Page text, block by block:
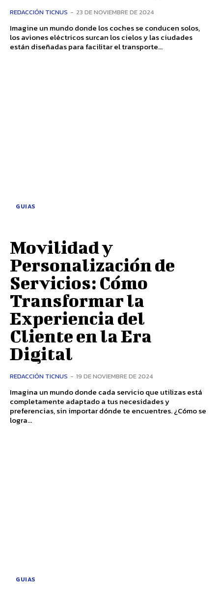
REDACCIÓN TICNUS - 23 DE NOVIEMBRE DE 2024
Imagine un mundo donde los coches se conducen solos,
los aviones eléctricos surcan los cielos y las ciudades
están diseñadas para facilitar el transporte...
GUIAS
Movilidad y
Personalización de
Servicios: Cómo
Transformar la
Experiencia del
Cliente en la Era
Digital
REDACCIÓN TICNUS - 19 DE NOVIEMBRE DE 2024
Imagina un mundo donde cada servicio que utilizas está
completamente adaptado a tus necesidades y
preferencias, sin importar dónde te encuentres. ¿Cómo se
logra...
GUIAS